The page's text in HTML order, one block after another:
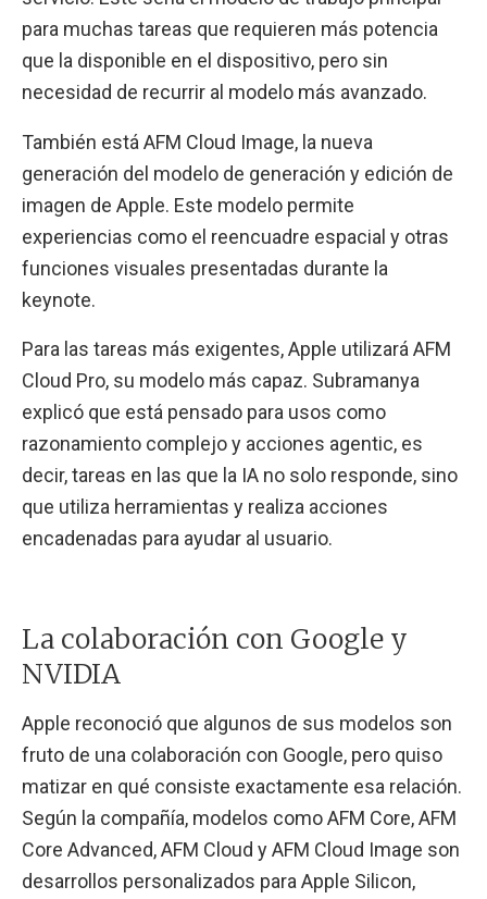
para muchas tareas que requieren más potencia
que la disponible en el dispositivo, pero sin
necesidad de recurrir al modelo más avanzado.
También está AFM Cloud Image, la nueva
generación del modelo de generación y edición de
imagen de Apple. Este modelo permite
experiencias como el reencuadre espacial y otras
funciones visuales presentadas durante la
keynote.
Para las tareas más exigentes, Apple utilizará AFM
Cloud Pro, su modelo más capaz. Subramanya
explicó que está pensado para usos como
razonamiento complejo y acciones agentic, es
decir, tareas en las que la IA no solo responde, sino
que utiliza herramientas y realiza acciones
encadenadas para ayudar al usuario.
La colaboración con Google y
NVIDIA
Apple reconoció que algunos de sus modelos son
fruto de una colaboración con Google, pero quiso
matizar en qué consiste exactamente esa relación.
Según la compañía, modelos como AFM Core, AFM
Core Advanced, AFM Cloud y AFM Cloud Image son
desarrollos personalizados para Apple Silicon,